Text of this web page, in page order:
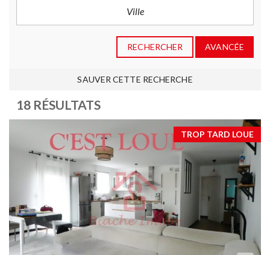
RECHERCHER AVANCÉE
SAUVER CETTE RECHERCHE
18 RÉSULTATS
TROP TARD LOUE